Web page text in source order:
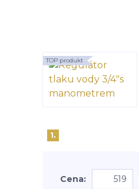
1.
TOP produkt
Cena: